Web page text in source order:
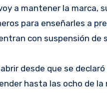
a mantener la marca,
para enseñarles a
con suspensión
desde que se
hasta las ocho de la